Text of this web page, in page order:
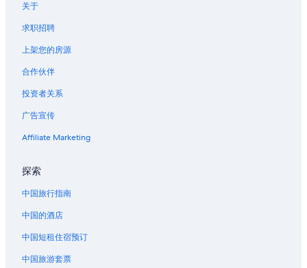
关于
求职招聘
上架您的房源
合作伙伴
投资者关系
广告宣传
Affiliate Marketing
探索
中国旅行指南
中国的酒店
中国短租住宿预订
中国旅游套票